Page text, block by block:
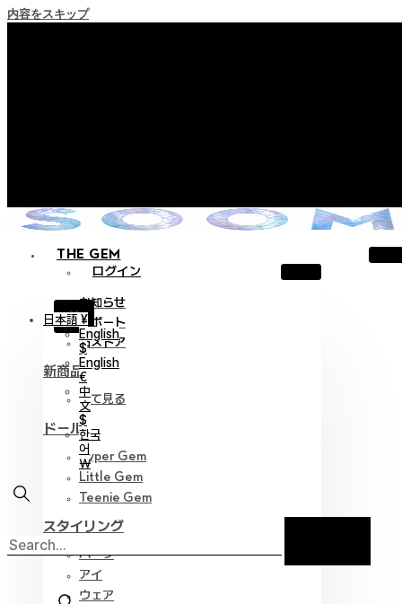
内容をスキップ
THE GEM
ログイン
X
お知らせ
サポート
旧ストア
新商品
全て見る
ドール
Hyper Gem
Little Gem
Teenie Gem
スタイリング
パーツ
アイ
ウェア
日本語 ¥
English
$
English
€
中
文
$
한국
어
￦